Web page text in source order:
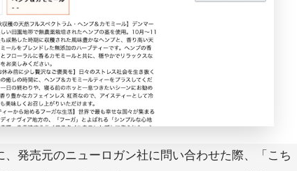
、発売元のニューロガン社に問い合わせた際、「こち